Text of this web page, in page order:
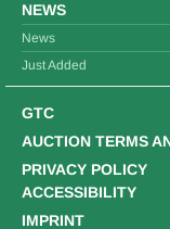
NEWS
News
Just Added
GTC
AUCTION TERMS
PRIVACY POLICY
ACCESSIBILITY
IMPRINT